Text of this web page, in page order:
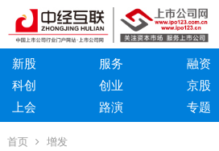
新股 服务 融资
科创
创业 京股
上会
路演 专题
首页 增发